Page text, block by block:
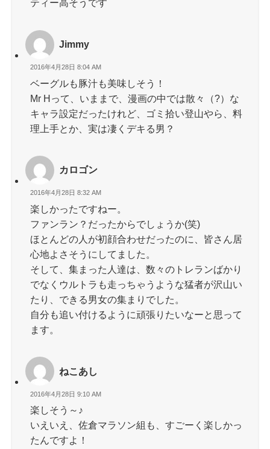
ティー高そうです
Jimmy
2016年4月28日 8:04 AM
ベーグルも豚汁も美味しそう！
Mr Hって、いままで、漫画の中では散々（?）な
キャラ設定だったけれど、ゴミ拾い登山やら、料
理上手とか、実は凄くデキる男？
カロゴン
2016年4月28日 8:32 AM
楽しかったですねー。
ファンラン？だったからでしょうか(笑)
ほとんどの人が初顔合わせだったのに、皆さん居
心地よさそうにしてました。
そして、集まった人達は、数々のトレランばかり
でなくウルトラも走っちゃうような猛者が沢山い
たり、できる男女の集まりでした。
自分も追い付けるように頑張りたいなーと思って
ます。
ねこあし
2016年4月28日 9:10 AM
楽しそう～♪
いえいえ、佐倉マラソン組も、すごーく楽しかっ
たんですよ！